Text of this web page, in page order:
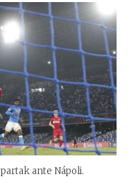
ante Nápoli.